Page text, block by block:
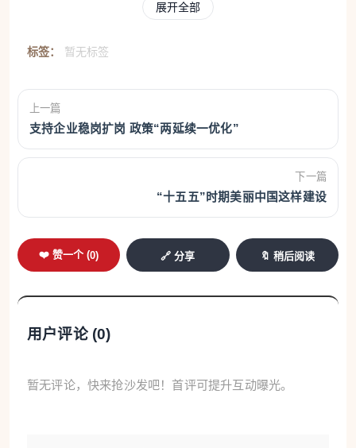
“大娘，您家的燃气软管有点老化了，得赶紧换一
根。”牡丹区南城街道一处老旧小区，应急志愿者王强
查隐患，一边用手机拍下现场照片，上传至社区隐患
治理平台。当天下午，社区就联系燃气公司上门更换
了软管。从发现隐患到完成整改，不到4个小时。
演练、科普、宣讲多维发力，加强安全文化知识宣
传，是织密安全网的重要举措。
广西举办第三届“桂在安全”应急管理科普讲解大赛，
以赛促学推动安全知识进基层；举行“安全宣传咨询
日”活动，现场设立装备展示区和应急安全体验区，消
防车、抢险机器人、应急无人机等专业设备集中陈
展开全部
标签： 暂无标签
上一篇
支持企业稳岗扩岗 政策“两延续一优化”
下一篇
“十五五”时期美丽中国这样建设
❤️ 赞一个 (0) 🔗 分享 🔖 稍后阅读
用户评论 (0)
暂无评论，快来抢沙发吧！首评可提升互动曝光。